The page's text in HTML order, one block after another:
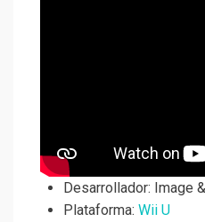
Desarrollador: Image
Plataforma: Wii U